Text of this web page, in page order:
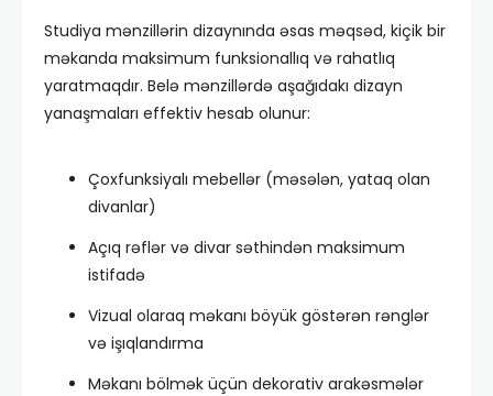
Studiya mənzillərin dizaynında əsas məqsəd, kiçik bir
məkanda maksimum funksionallıq və rahatlıq
yaratmaqdır. Belə mənzillərdə aşağıdakı dizayn
yanaşmaları effektiv hesab olunur:
Çoxfunksiyalı mebellər (məsələn, yataq olan
divanlar)
Açıq rəflər və divar səthindən maksimum
istifadə
Vizual olaraq məkanı böyük göstərən rənglər
və işıqlandırma
Məkanı bölmək üçün dekorativ arakəsmələr